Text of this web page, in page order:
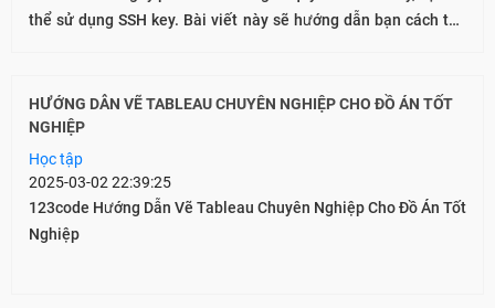
thể sử dụng SSH key. Bài viết này sẽ hướng dẫn bạn cách tạo
HƯỚNG DẪN VẼ TABLEAU CHUYÊN NGHIỆP CHO ĐỒ ÁN TỐT
NGHIỆP
Học tập
2025-03-02 22:39:25
123code Hướng Dẫn Vẽ Tableau Chuyên Nghiệp Cho Đồ Án Tốt
Nghiệp